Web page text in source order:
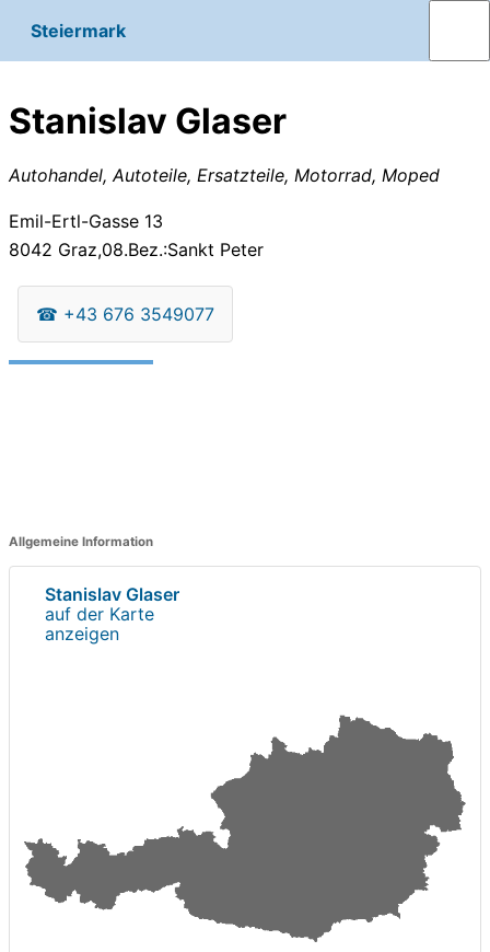
Steiermark
Stanislav Glaser
Autohandel, Autoteile, Ersatzteile, Motorrad, Moped
Emil-Ertl-Gasse 13
8042 Graz,08.Bez.:Sankt Peter
☎ +43 676 3549077
Allgemeine Information
Stanislav Glaser
auf der Karte
anzeigen